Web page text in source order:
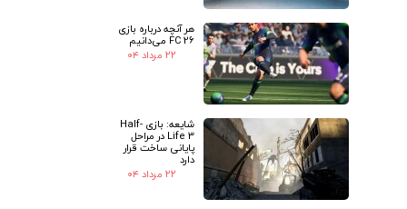
هر آنچه درباره بازی
FC 26 می‌دانیم
۲۲ مرداد ۰۴
شایعه: بازی Half-
Life 3 در مراحل
پایانی ساخت قرار
دارد
۲۲ مرداد ۰۴